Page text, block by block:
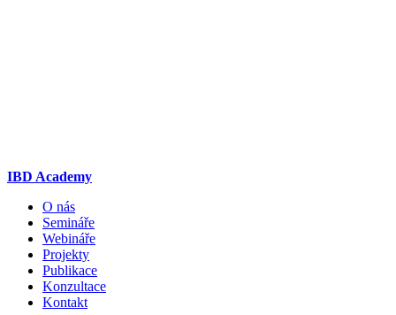
IBD Academy
O nás
Semináře
Webináře
Projekty
Publikace
Konzultace
Kontakt